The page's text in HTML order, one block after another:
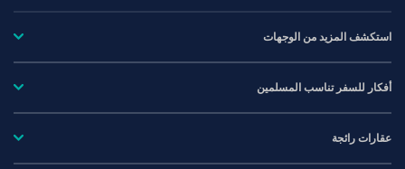
استكشف المزيد من الوجهات
أفكار للسفر تناسب المسلمين
عقارات رائجة